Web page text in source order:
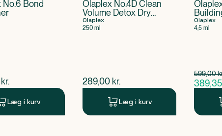
No.6 Bond
pris
kr.
Læg i kurv
Olaplex No.4D Clean
Volume Detox Dry
Shampoo
Olaplex
250 ml
$nuværende pris
289,00 kr.
Læg i kurv
Olaplex
4,5 ml
$
599,00
Spar
$
389,35